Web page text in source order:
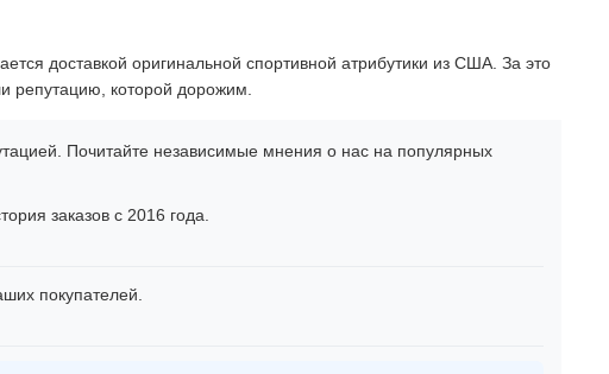
доставкой оригинальной спортивной атрибутики из США. За это
репутацию, которой дорожим.
Почитайте независимые мнения о нас на популярных
заказов с 2016 года.
покупателей.